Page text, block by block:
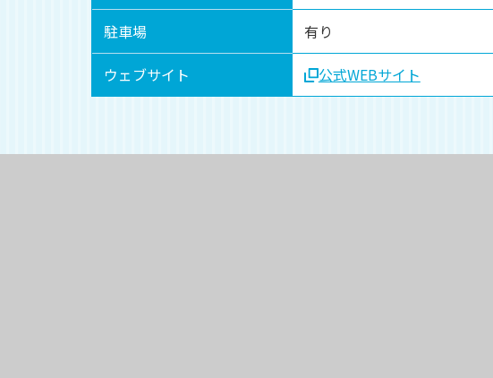
駐車場 有り
ウェブサイト 公式WEBサイト